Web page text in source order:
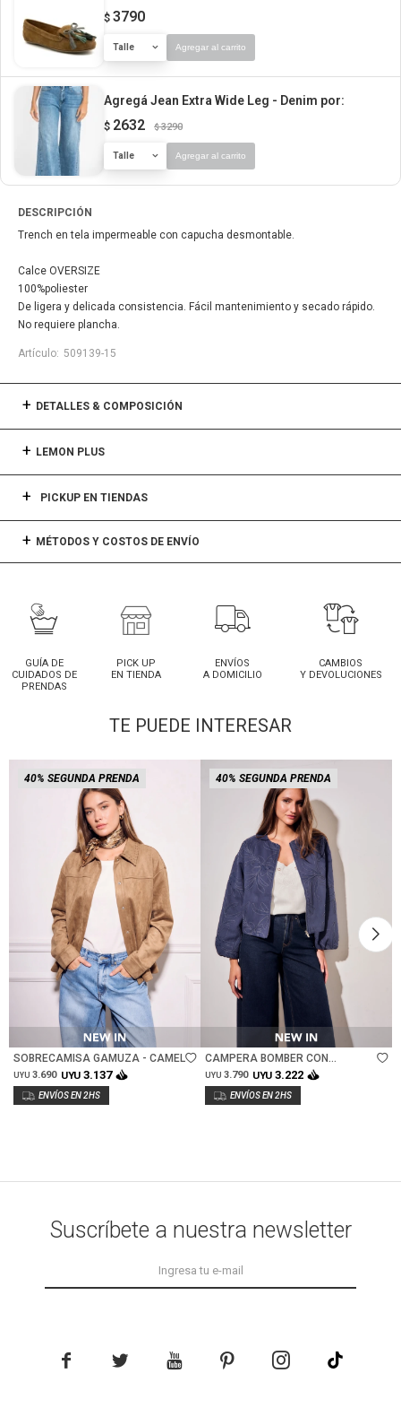
$ 3790
Talle Agregar al carrito
Agregá Jean Extra Wide Leg - Denim por:
$ 2632 $ 3290
Talle Agregar al carrito
DESCRIPCIÓN
Trench en tela impermeable con capucha desmontable.
Calce OVERSIZE
100%poliester
De ligera y delicada consistencia. Fácil mantenimiento y secado rápido.
No requiere plancha.
509139-15
DETALLES & COMPOSICIÓN
LEMON PLUS
PICKUP EN TIENDAS
MÉTODOS Y COSTOS DE ENVÍO
GUÍA DE
CUIDADOS DE
PRENDAS
PICK UP
EN TIENDA
ENVÍOS
A DOMICILIO
CAMBIOS
Y DEVOLUCIONES
TE PUEDE INTERESAR
40% SEGUNDA PRENDA
Talle
SOBRECAMISA GAMUZA - CAMEL
UYU 3.690 UYU 3.137
40% SEGUNDA PRENDA
Talle
CAMPERA BOMBER CON
BORDADO - DENIM
UYU 3.790 UYU 3.222
Suscríbete a nuestra newsletter
    